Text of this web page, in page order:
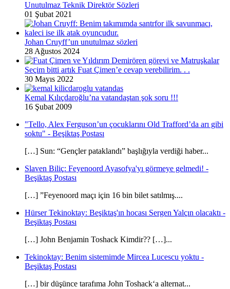
Unutulmaz Teknik Direktör Sözleri
01 Şubat 2021
Johan Cruyff’un unutulmaz sözleri
28 Ağustos 2024
Seçim bitti artık Fuat Çimen’e cevap verebilirim. . .
30 Mayıs 2022
Kemal Kılıçdaroğlu’na vatandaştan şok soru !!!
16 Şubat 2009
"Tello, Alex Ferguson’un çocuklarını Old Trafford’da arı gibi
soktu" - Beşiktaş Postası
[…] Sun: “Gençler pataklandı” başlığıyla verdiği haber...
Slaven Biliç: Feyenoord Ayasofya'yı görmeye gelmedi! -
Beşiktaş Postası
[…] ”Feyenoord maçı için 16 bin bilet satılmış....
Hürser Tekinoktay: Beşiktaş'ın hocası Sergen Yalçın olacaktı -
Beşiktaş Postası
[…] John Benjamin Toshack Kimdir?? […]...
Tekinoktay: Benim sistemimde Mircea Lucescu yoktu -
Beşiktaş Postası
[…] bir düşünce tarafıma John Toshack‘a alternat...